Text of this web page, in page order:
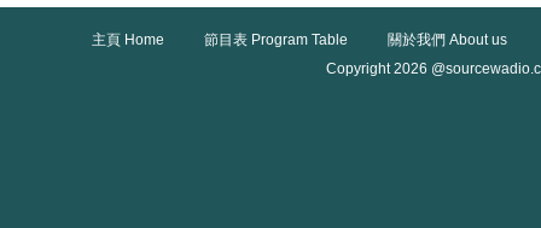
主頁 Home 節目表 Program Table
關於我們 About us
Copyright 2026